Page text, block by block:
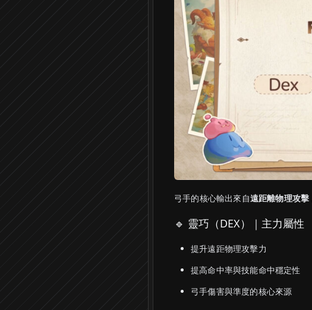
弓手的核心輸出來自遠距離物理攻擊
🔹 靈巧（DEX）｜主力屬性
提升遠距物理攻擊力
提高命中率與技能命中穩定性
弓手傷害與準度的核心來源